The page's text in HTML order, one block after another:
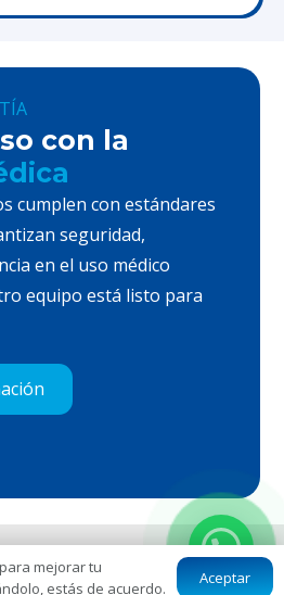
con la
cumplen con estándares
seguridad,
en el uso médico
equipo está listo para
ALIADAS
mejorar tu
estás de acuerdo.
Aceptar